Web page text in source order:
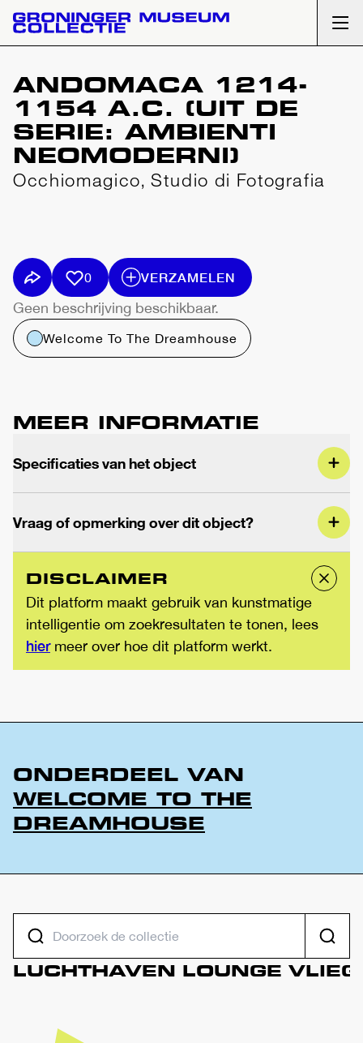
ANDOMACA 1214-
1154 A.C. (UIT DE
SERIE: AMBIENTI
NEOMODERNI)
Occhiomagico, Studio di Fotografia
0 VERZAMELEN
Geen beschrijving beschikbaar.
Welcome To The Dreamhouse
MEER INFORMATIE
Specificaties van het object
Vraag of opmerking over dit object?
DISCLAIMER
Dit platform maakt gebruik van kunstmatige
intelligentie om zoekresultaten te tonen, lees
hiermeer over hoe dit platform werkt.
ONDERDEEL VAN
WELCOME TO THE
DREAMHOUSE
DOORZOEK DE COLLECTIE
LUCHTHAVEN LOUNGE